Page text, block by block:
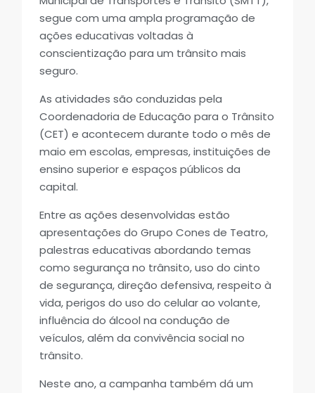
segue com uma ampla programação de
ações educativas voltadas à
conscientização para um trânsito mais
seguro.
As atividades são conduzidas pela
Coordenadoria de Educação para o Trânsito
(CET) e acontecem durante todo o mês de
maio em escolas, empresas, instituições de
ensino superior e espaços públicos da
capital.
Entre as ações desenvolvidas estão
apresentações do Grupo Cones de Teatro,
palestras educativas abordando temas
como segurança no trânsito, uso do cinto
de segurança, direção defensiva, respeito à
vida, perigos do uso do celular ao volante,
influência do álcool na condução de
veículos, além da convivência social no
trânsito.
Neste ano, a campanha também dá um